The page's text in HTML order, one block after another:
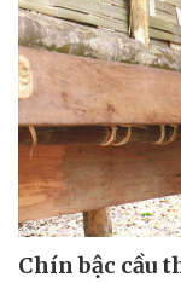
Chín bậc cầu